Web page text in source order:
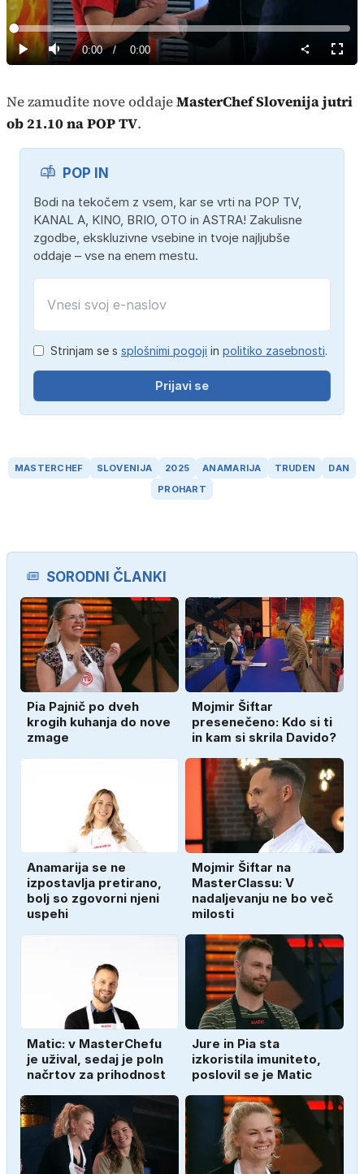
Predvajaj
Predvajaj
Tiho Current
0:00 / Duration
0:00
Loaded:
0%
način
Ne zamudite nove oddajeMasterChef Slovenija jutri
ob 21.10 na POP TV.
POP IN
Bodi na tekočem z vsem, kar se vrti na POP TV,
KANAL A, KINO, BRIO, OTO in ASTRA! Zakulisne
zgodbe, ekskluzivne vsebine in tvoje najljubše
oddaje – vse na enem mestu.
Strinjam se s splošnimi pogoji in politiko zasebnosti.
Prijavi se
MASTERCHEF SLOVENIJA 2025 ANAMARIJA TRUDEN
DAN
PROHART
SORODNI ČLANKI
Pia Pajnič po dveh
krogih kuhanja do nove
zmage
Mojmir Šiftar
presenečeno: Kdo si ti
in kam si skrila Davido?
Anamarija se ne
izpostavlja pretirano,
bolj so zgovorni njeni
uspehi
Mojmir Šiftar na
MasterClassu: V
nadaljevanju ne bo več
milosti
Matic: v MasterChefu
je užival, sedaj je poln
načrtov za prihodnost
Jure in Pia sta
izkoristila imuniteto,
poslovil se je Matic